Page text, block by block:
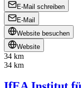
E-Mail schreiben
E-Mail
Website besuchen
Website
34 km
34 km